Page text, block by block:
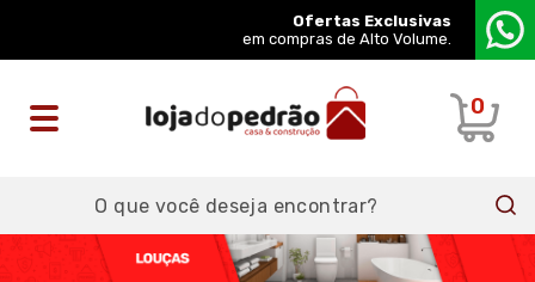
Ofertas Exclusivas
em compras de Alto Volume.
0